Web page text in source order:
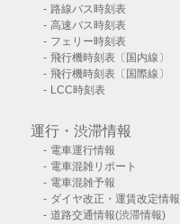
路線バス時刻表
高速バス時刻表
フェリー時刻表
飛行機時刻表〔国内線〕
飛行機時刻表〔国際線〕
LCC時刻表
運行・渋滞情報
電車運行情報
電車混雑リポート
電車混雑予報
ダイヤ改正・運賃改定情報
道路交通情報(渋滞情報)